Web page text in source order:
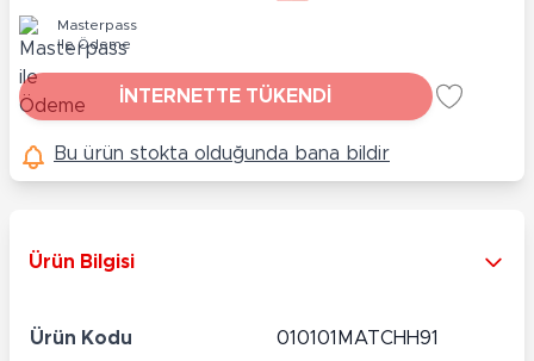
Masterpass
ile Ödeme
İNTERNETTE TÜKENDİ
Bu ürün stokta olduğunda bana bildir
Ürün Bilgisi
Ürün Kodu 010101MATCHH91